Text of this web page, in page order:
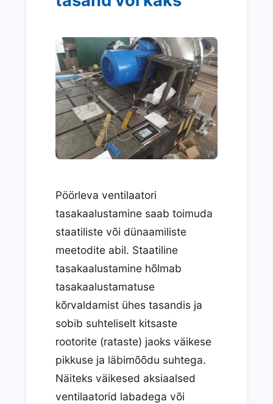
Pöörleva ventilaatori
tasakaalustamine saab toimuda
staatiliste või dünaamiliste
meetodite abil. Staatiline
tasakaalustamine hõlmab
tasakaalustamatuse
kõrvaldamist ühes tasandis ja
sobib suhteliselt kitsaste
rootorite (rataste) jaoks väikese
pikkuse ja läbimõõdu suhtega.
Näiteks väikesed aksiaalsed
ventilaatorid labadega või